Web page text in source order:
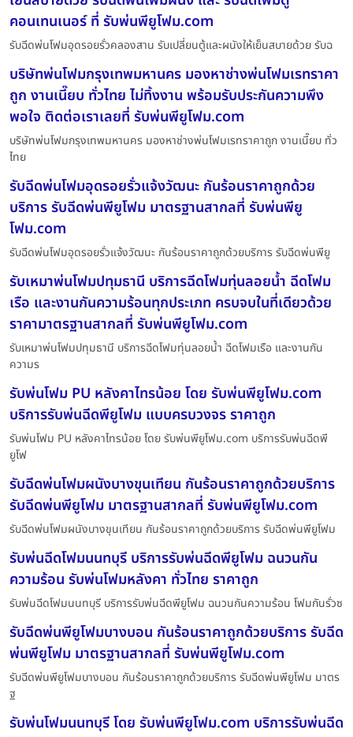
คอนเทนเนอร์ ที่ รับพ่นพียูโฟม.com
รับฉีดพ่นโฟมอุดรอยรั่วคลองสาน รับเปลี่ยนตู้และผนังให้เย็นสบายด้วย รับฉ
บริษัทพ่นโฟมกรุงเทพมหานคร มองหาช่างพ่นโฟมเรทราคา
ถูก งานเนี๊ยบ ทั่วไทย ไม่ทิ้งงาน พร้อมรับประกันความพึง
พอใจ ติดต่อเราเลยที่ รับพ่นพียูโฟม.com
บริษัทพ่นโฟมกรุงเทพมหานคร มองหาช่างพ่นโฟมเรทราคาถูก งานเนี๊ยบ ทั่ว
ไทย
รับฉีดพ่นโฟมอุดรอยรั่วแจ้งวัฒนะ กันร้อนราคาถูกด้วย
บริการ รับฉีดพ่นพียูโฟม มาตรฐานสากลที่ รับพ่นพียู
โฟม.com
รับฉีดพ่นโฟมอุดรอยรั่วแจ้งวัฒนะ กันร้อนราคาถูกด้วยบริการ รับฉีดพ่นพียู
รับเหมาพ่นโฟมปทุมธานี บริการฉีดโฟมทุ่นลอยน้ำ ฉีดโฟม
เรือ และงานกันความร้อนทุกประเภท ครบจบในที่เดียวด้วย
ราคามาตรฐานสากลที่ รับพ่นพียูโฟม.com
รับเหมาพ่นโฟมปทุมธานี บริการฉีดโฟมทุ่นลอยน้ำ ฉีดโฟมเรือ และงานกัน
ความร
รับพ่นโฟม PU หลังคาไทรน้อย โดย รับพ่นพียูโฟม.com
บริการรับพ่นฉีดพียูโฟม แบบครบวงจร ราคาถูก
รับพ่นโฟม PU หลังคาไทรน้อย โดย รับพ่นพียูโฟม.com บริการรับพ่นฉีดพี
ยูโฟ
รับฉีดพ่นโฟมผนังบางขุนเทียน กันร้อนราคาถูกด้วยบริการ
รับฉีดพ่นพียูโฟม มาตรฐานสากลที่ รับพ่นพียูโฟม.com
รับฉีดพ่นโฟมผนังบางขุนเทียน กันร้อนราคาถูกด้วยบริการ รับฉีดพ่นพียูโฟม
รับพ่นฉีดโฟมนนทบุรี บริการรับพ่นฉีดพียูโฟม ฉนวนกัน
ความร้อน รับพ่นโฟมหลังคา ทั่วไทย ราคาถูก
รับพ่นฉีดโฟมนนทบุรี บริการรับพ่นฉีดพียูโฟม ฉนวนกันความร้อน โฟมกันรั่วซ
รับฉีดพ่นพียูโฟมบางบอน กันร้อนราคาถูกด้วยบริการ รับฉีด
พ่นพียูโฟม มาตรฐานสากลที่ รับพ่นพียูโฟม.com
รับฉีดพ่นพียูโฟมบางบอน กันร้อนราคาถูกด้วยบริการ รับฉีดพ่นพียูโฟม มาตร
ฐ
รับพ่นโฟมนนทบุรี โดย รับพ่นพียูโฟม.com บริการรับพ่นฉีด